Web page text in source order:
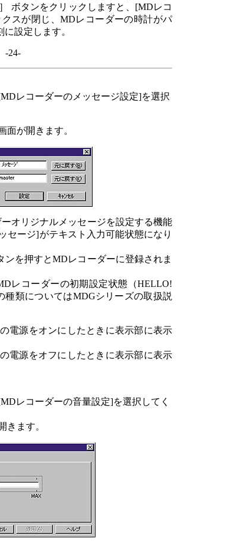
ボタンをクリックしますと、[MDレコ
スが閉じ、MDレコーダーの時計がパ
設定します。
-24-
レコーダーのメッセージ設定]を選択
面が開きます。
オリジナルメッセージを設定する機能
セージ]がテキスト入力可能状態になり
を押すとMDレコーダーに登録されま
レコーダーの初期設定状態（HELLO!
種類についてはMDGシリーズの取扱説
電源をオンにしたときに表示部に表示
電源をオフにしたときに表示部に表示
レコーダーの音量設定]を選択してく
きます。